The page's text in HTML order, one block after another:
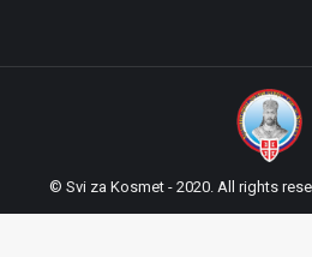
© Svi za Kosmet - 2020. All rights